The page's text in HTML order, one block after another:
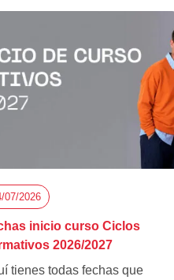
07/2026
inicio curso Ciclos
2026/2027
tienes todas fechas que